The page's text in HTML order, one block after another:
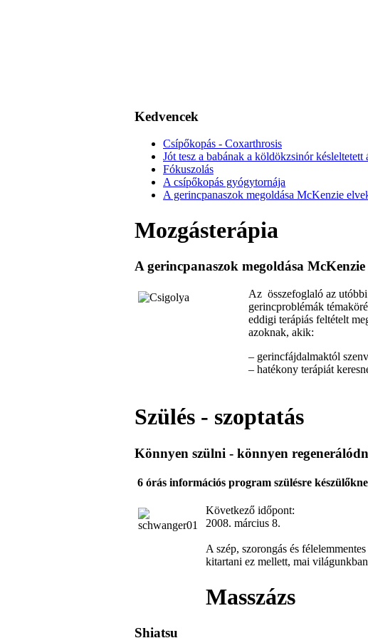
Kedvencek
Csípőkopás - Coxarthrosis
Jót tesz a babának a köldökzsinór késleltetett
Fókuszolás
A csípőkopás gyógytornája
A gerincpanaszok megoldása McKenzie
Mozgásterápia
A gerincpanaszok megoldása
Az összefoglaló az
gerincproblémák
eddigi terápiás feltételt
azoknak, akik:
– gerincfájdalmaktól
– hatékony terápiát
Szülés - szoptatás
Könnyen szülni - könnyen
6 órás információs program szülésre
Következő időpont:
2008. március 8.
A szép, szorongás és
kitartani ez mellett, mai
Masszázs
Shiatsu